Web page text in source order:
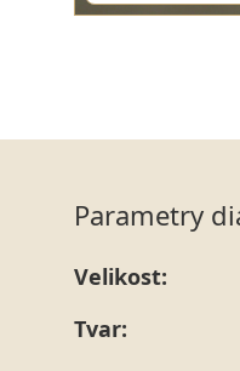
Parametry
Velikost:
Tvar: